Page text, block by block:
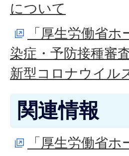
について
「厚生労働省
染症・予防接種審
新型コロナウイル
関連情報
「厚生労働省